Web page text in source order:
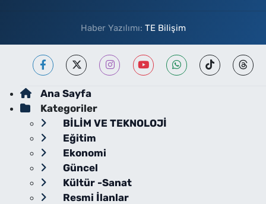
Haber Yazılımı: TE Bilişim
Ana Sayfa
Kategoriler
BİLİM VE TEKNOLOJİ
Eğitim
Ekonomi
Güncel
Kültür -Sanat
Resmi İlanlar